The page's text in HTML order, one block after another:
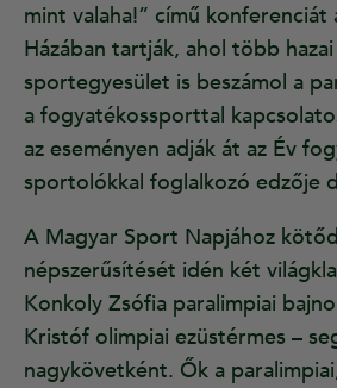
mint valaha!” című
Házában tartják, ahol több
sportegyesület is beszámol a
a fogyatékossporttal
az eseményen adják át az Év
sportolókkal foglalkozó edzője
A Magyar Sport Napjához
népszerűsítését idén két
Konkoly Zsófia paralimpiai
Kristóf olimpiai ezüstérmes –
nagykövetként. Ők a